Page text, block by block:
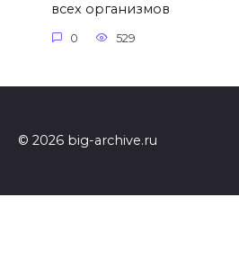
всех организмов
0 529
© 2026 big-archive.ru